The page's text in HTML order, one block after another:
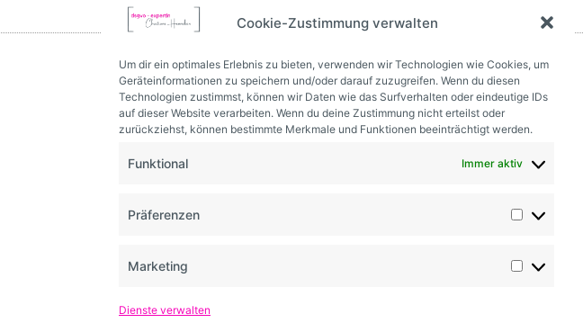
Cookie-Zustimmung verwalten
Um dir ein optimales Erlebnis zu bieten, verwenden wir Technologien wie Cookies, um
Geräteinformationen zu speichern und/oder darauf zuzugreifen. Wenn du diesen
Technologien zustimmst, können wir Daten wie das Surfverhalten oder eindeutige IDs
auf dieser Website verarbeiten. Wenn du deine Zustimmung nicht erteilst oder
zurückziehst, können bestimmte Merkmale und Funktionen beeinträchtigt werden.
Funktional Immer aktiv
Präferenzen
Marketing
Dienste verwalten